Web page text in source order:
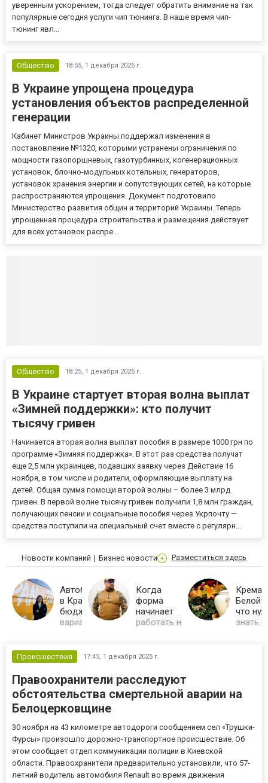
уверенным ускорением, тогда следует обратить внимание на так
популярные сегодня услуги чип тюнинга. В наше время чип-
тюнинг явл...
Общество 18:55, 1 декабря 2025 г.
В Украине упрощена процедура
установления объектов распределенной
генерации
Кабинет Министров Украины поддержал изменения в
постановление №1320, которыми устранены ограничения по
мощности газопоршневых, газотурбинных, когенерационных
установок, блочно-модульных котельных, генераторов,
установок хранения энергии и сопутствующих сетей, на которые
распространяются упрощения. Документ подготовило
Министерство развития общин и территорий Украины. Теперь
упрощенная процедура строительства и размещения действует
для всех установок распре...
Общество 18:25, 1 декабря 2025 г.
В Украине стартует вторая волна выплат
«Зимней поддержки»: кто получит
тысячу гривен
Начинается вторая волна выплат пособия в размере 1000 грн по
программе «Зимняя поддержка». В этот раз средства получат
еще 2,5 млн украинцев, подавших заявку через Действие 16
ноября, в том числе и родители, оформляющие выплату на
детей. Общая сумма помощи второй волны – более 3 млрд
гривен. В первой волне тысячу гривен получили 1,8 млн граждан,
получающих пенсии и социальные пособия через Укрпочту —
средства поступили на специальный счет вместе с регулярн...
Новости компаний Бизнес новости Разместиться здесь
Автобусом
в Краков:
бюджетный
вариант
студентов
Студенческие
автобус Киев
– Краков от
PAN-BUS:
прямой рейс,
цены от 2665
розетки на
борту. Как
поездке в
Польшу |
Когда
форма
начинает
работать на
хороший
жары,
нагрузки и
службы
современного
тактического
гардероба?
Разбираемся,
как выбрать
боевую
рубашку под
Белой
что
знать
помощь
Происшествия 17:45, 1 декабря 2025 г.
Правоохранители расследуют
обстоятельства смертельной аварии на
Белоцерковщине
30 ноября на 43 километре автодороги сообщением сел «Трушки-
Фурсы» произошло дорожно-транспортное происшествие. Об
этом сообщает отдел коммуникации полиции в Киевской
области. Правоохранители предварительно установили, что 57-
летний водитель автомобиля Renault во время движения